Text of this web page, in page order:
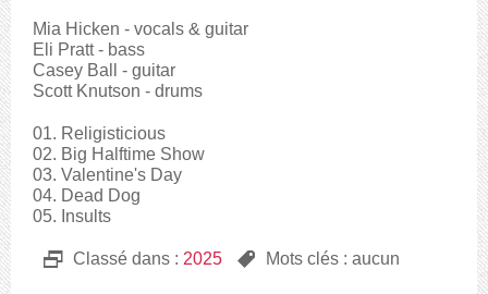
Mia Hicken - vocals & guitar
Eli Pratt - bass
Casey Ball - guitar
Scott Knutson - drums
01. Religisticious
02. Big Halftime Show
03. Valentine's Day
04. Dead Dog
05. Insults
D Classé dans : 2025 , Mots clés : aucun